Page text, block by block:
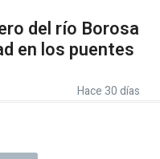
del río Borosa
en los puentes
Hace 30 días